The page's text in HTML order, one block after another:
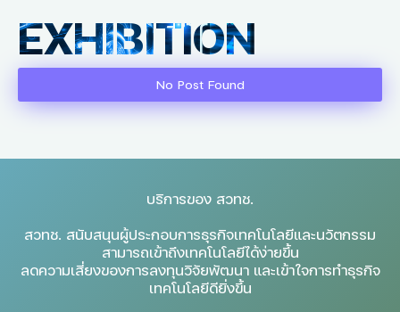
EXHIBITION
No Post Found
บริการของ สวทช.
สวทช. สนับสนุนผู้ประกอบการธุรกิจเทคโนโลยีและนวัตกรรม
สามารถเข้าถึงเทคโนโลยีได้ง่ายขึ้น
ลดความเสี่ยงของการลงทุนวิจัยพัฒนา และเข้าใจการทำธุรกิจ
เทคโนโลยีดียิ่งขึ้น